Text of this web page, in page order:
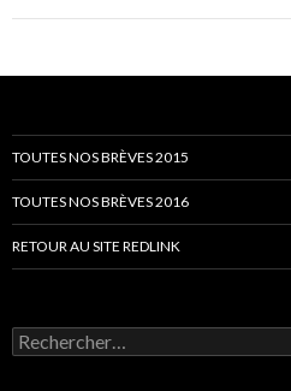
TOUTES NOS BRÈVES 2015
TOUTES NOS BRÈVES 2016
RETOUR AU SITE REDLINK
Rechercher :